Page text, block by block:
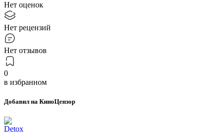
Нет оценок
Нет рецензий
Нет отзывов
0
в избранном
Добавил на КиноЦензор